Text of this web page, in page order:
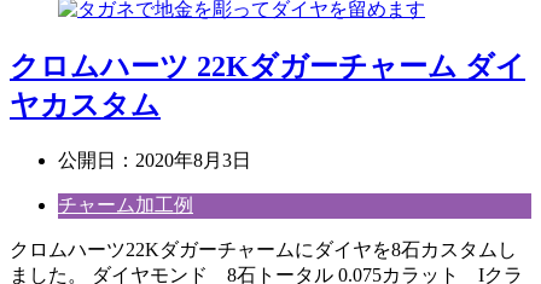
クロムハーツ 22Kダガーチャーム ダイ
ヤカスタム
公開日： 2020年8月3日
チャーム加工例
クロムハーツ22Kダガーチャームにダイヤを8石カスタムし
ました。 ダイヤモンド 8石トータル 0.075カラット Iクラ